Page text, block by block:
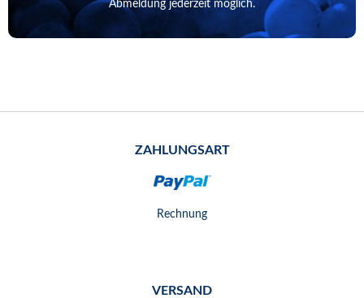
Abmeldung jederzeit möglich.
ZAHLUNGSART
Rechnung
VERSAND